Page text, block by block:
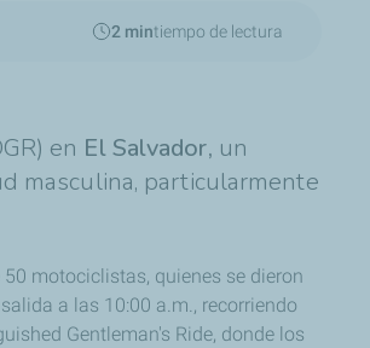
2 mintiempo de lectura
en El Salvador, un
masculina, particularmente
motociclistas, quienes se dieron
a las 10:00 a.m., recorriendo
Gentleman's Ride, donde los